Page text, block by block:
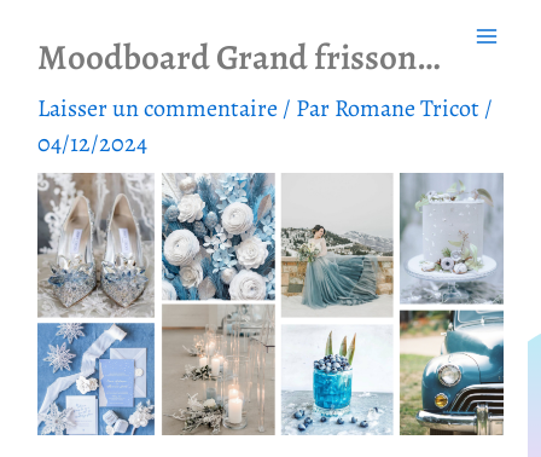
contenu
Moodboard Grand frisson…
Laisser un commentaire / ParRomane Tricot/
04/12/2024